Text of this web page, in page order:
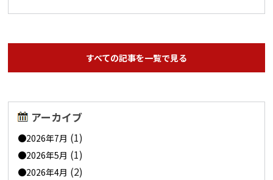
すべての記事を一覧で見る
アーカイブ
2026年7月 (1)
2026年5月 (1)
2026年4月 (2)